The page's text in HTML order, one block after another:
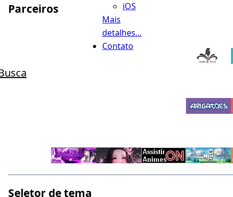
iOS
Mais
detalhes...
Contato
Parceiros
Seletor de tema